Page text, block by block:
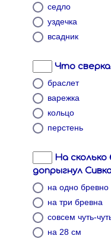
седло
уздечка
всадник
Что
браслет
варежка
кольцо
перстень
На сколько
допрыгнул
на одно бревно
на три бревна
совсем чуть-
на 28 см